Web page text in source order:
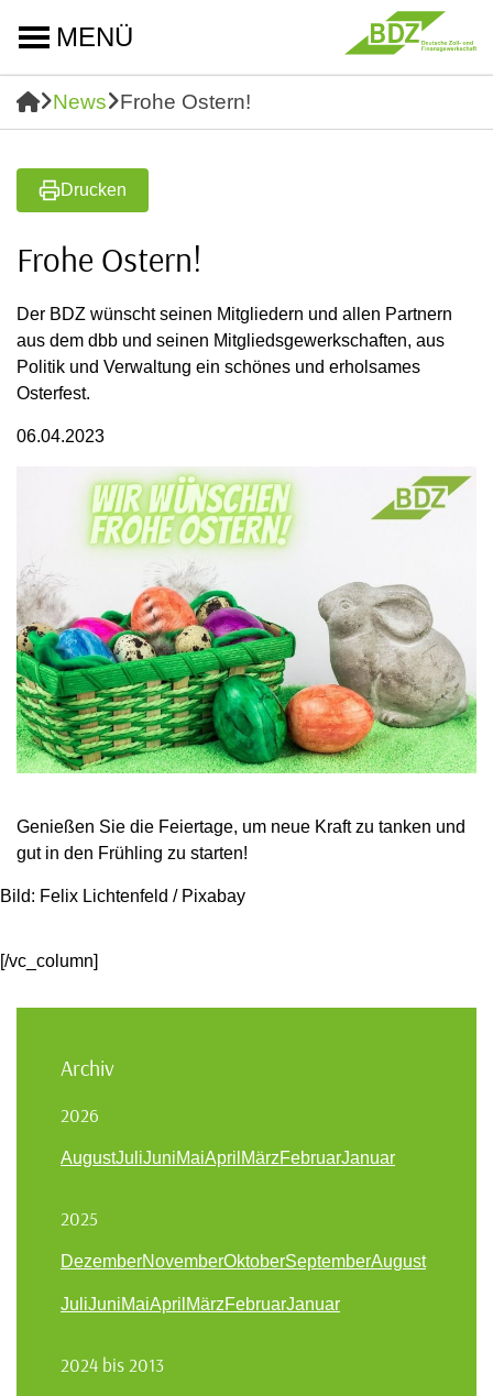
MENÜ
News Frohe Ostern!
Drucken
Frohe Ostern!
Der BDZ wünscht seinen Mitgliedern und allen Partnern
aus dem dbb und seinen Mitgliedsgewerkschaften, aus
Politik und Verwaltung ein schönes und erholsames
Osterfest.
06.04.2023
Genießen Sie die Feiertage, um neue Kraft zu tanken und
gut in den Frühling zu starten!
Bild: Felix Lichtenfeld / Pixabay
[/vc_column]
Archiv
2026
AugustJuliJuniMaiApril MärzFebruarJanuar
2025
DezemberNovemberOktoberSeptemberAugust
JuliJuniMaiApril MärzFebruarJanuar
2024 bis 2013